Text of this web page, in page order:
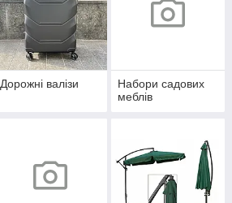
Дорожні валізи
Набори садових
меблів